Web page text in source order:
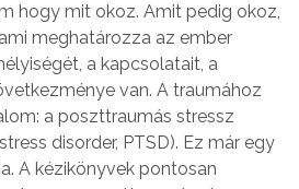
hogy mit okoz. Amit pedig okoz,
meghatározza az ember
a kapcsolatait, a
van. A traumához
a poszttraumás stressz
disorder, PTSD). Ez már egy
A kézikönyvek pontosan